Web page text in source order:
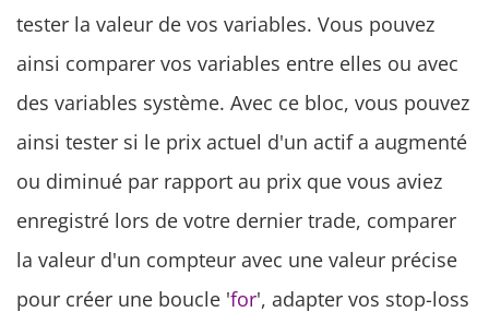
tester la valeur de vos variables. Vous pouvez
ainsi comparer vos variables entre elles ou avec
des variables système. Avec ce bloc, vous pouvez
ainsi tester si le prix actuel d'un actif a augmenté
ou diminué par rapport au prix que vous aviez
enregistré lors de votre dernier trade, comparer
la valeur d'un compteur avec une valeur précise
pour créer une boucle 'for', adapter vos stop-loss